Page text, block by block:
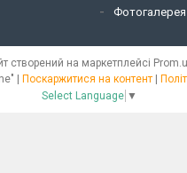
Фотогалерея
створений на маркетплейсі
Поскаржитися на контент
Select Language ▼